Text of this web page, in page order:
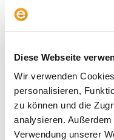
Diese Webseite
Wir verwenden
personalisieren,
zu können und die
analysieren.
Verwendung unserer
Suchen
Neueste
KI-Aktien: Wie
China?